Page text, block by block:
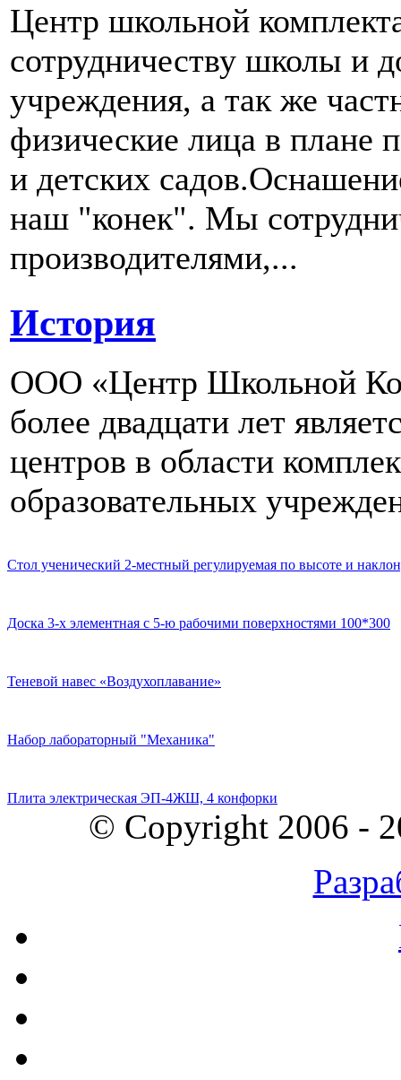
Центр школьной
сотрудничеству школы и
учреждения, а так же
физические лица в плане
и детских
наш "конек". Мы
производителями,...
История
ООО «Центр Школьной
более двадцати лет
центров в области
образовательных
Стол ученический 2-местный регулируемая по высоте и
Доска 3-х элементная с 5-ю рабочими поверхностями 100*300
Теневой навес «Воздухоплавание»
Набор лабораторный "Механика"
Плита электрическая ЭП-4ЖШ, 4 конфорки
© Copyright 2006 -